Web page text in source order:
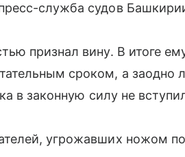
служба судов
признал вину. В итоге
сроком, а заодно
в законную силу не
угрожавших ножом